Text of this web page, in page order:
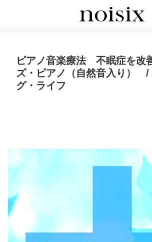
ピアノ音楽療法 不眠症を改
ズ・ピアノ（自然音入り）
グ・ライフ